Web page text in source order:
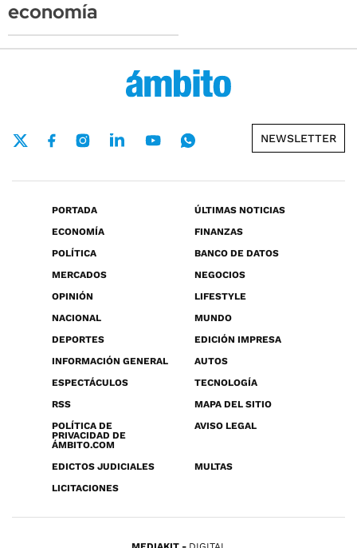
economía
NEWSLETTER
PORTADA
ÚLTIMAS NOTICIAS
ECONOMÍA
FINANZAS
POLÍTICA
BANCO DE DATOS
MERCADOS
NEGOCIOS
OPINIÓN
LIFESTYLE
NACIONAL
MUNDO
DEPORTES
EDICIÓN IMPRESA
INFORMACIÓN GENERAL
AUTOS
ESPECTÁCULOS
TECNOLOGÍA
RSS
MAPA DEL SITIO
POLÍTICA DE
PRIVACIDAD DE
ÁMBITO.COM
AVISO LEGAL
EDICTOS JUDICIALES
MULTAS
LICITACIONES